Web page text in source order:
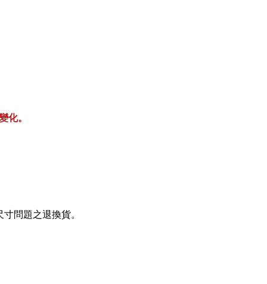
化。
問題之退換貨。